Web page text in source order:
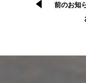
前のお知